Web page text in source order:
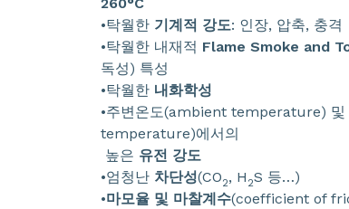
260°C
•탁월한 기계적 강도: 인장, 압축, 충격
•탁월한 내재적 Flame Smoke and
독성) 특성
•탁월한 내화학성
•주변온도(ambient temperature) 및
temperature)에서의
높은 유전 강도
•엄청난 차단성(CO2, H 2S 등…)
•마모율 및 마찰계수(coefficient of